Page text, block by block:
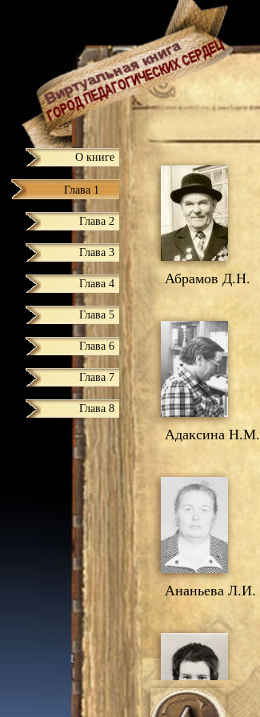
О книге
Глава 1
Глава 2
Глава 3
Глава 4
Глава 5
Глава 6
Глава 7
Глава 8
Абрамов Д.Н.
Адаксина Н.М.
Ананьева Л.И.